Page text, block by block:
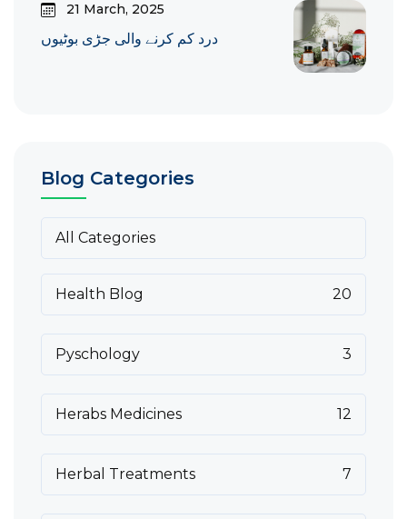
21 March, 2025
درد کم کرنے والی جڑی بوٹیوں
Blog Categories
All Categories
Health Blog 20
Pyschology 3
Herabs Medicines 12
Herbal Treatments 7